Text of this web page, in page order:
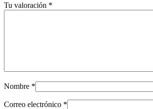
Tu valoración *
Nombre *
Correo electrónico *